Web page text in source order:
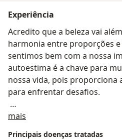
Experiência
Acredito que a beleza vai
harmonia entre proporções
sentimos bem com a nossa
autoestima é a chave para
nossa vida, pois proporciona
para enfrentar desafios.
Meu foco é a medicina
mais
Principais doenças tratadas